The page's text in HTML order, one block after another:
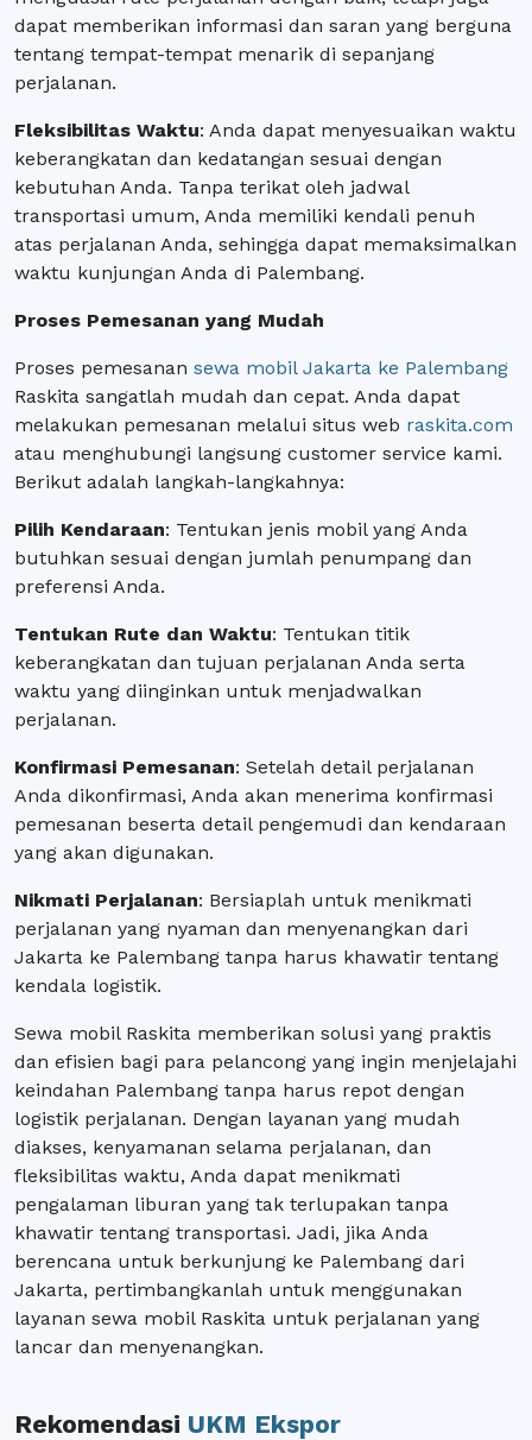
dapat memberikan informasi dan saran yang berguna
tentang tempat-tempat menarik di sepanjang
perjalanan.
Fleksibilitas Waktu: Anda dapat menyesuaikan waktu
keberangkatan dan kedatangan sesuai dengan
kebutuhan Anda. Tanpa terikat oleh jadwal
transportasi umum, Anda memiliki kendali penuh
atas perjalanan Anda, sehingga dapat memaksimalkan
waktu kunjungan Anda di Palembang.
Proses Pemesanan yang Mudah
Proses pemesanan sewa mobil Jakarta ke Palembang
Raskita sangatlah mudah dan cepat. Anda dapat
melakukan pemesanan melalui situs web raskita.com
atau menghubungi langsung customer service kami.
Berikut adalah langkah-langkahnya:
Pilih Kendaraan: Tentukan jenis mobil yang Anda
butuhkan sesuai dengan jumlah penumpang dan
preferensi Anda.
Tentukan Rute dan Waktu: Tentukan titik
keberangkatan dan tujuan perjalanan Anda serta
waktu yang diinginkan untuk menjadwalkan
perjalanan.
Konfirmasi Pemesanan: Setelah detail perjalanan
Anda dikonfirmasi, Anda akan menerima konfirmasi
pemesanan beserta detail pengemudi dan kendaraan
yang akan digunakan.
Nikmati Perjalanan: Bersiaplah untuk menikmati
perjalanan yang nyaman dan menyenangkan dari
Jakarta ke Palembang tanpa harus khawatir tentang
kendala logistik.
Sewa mobil Raskita memberikan solusi yang praktis
dan efisien bagi para pelancong yang ingin menjelajahi
keindahan Palembang tanpa harus repot dengan
logistik perjalanan. Dengan layanan yang mudah
diakses, kenyamanan selama perjalanan, dan
fleksibilitas waktu, Anda dapat menikmati
pengalaman liburan yang tak terlupakan tanpa
khawatir tentang transportasi. Jadi, jika Anda
berencana untuk berkunjung ke Palembang dari
Jakarta, pertimbangkanlah untuk menggunakan
layanan sewa mobil Raskita untuk perjalanan yang
lancar dan menyenangkan.
Rekomendasi UKM Ekspor